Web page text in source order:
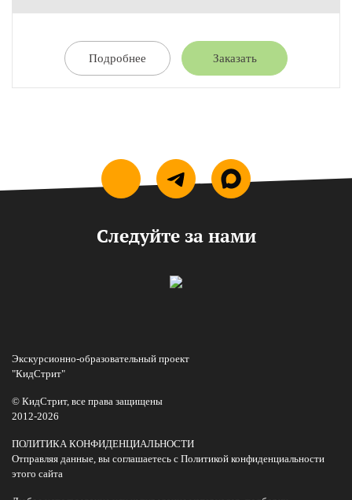
Подробнее Заказать
Следуйте за нами
Экскурсионно-образовательный проект
"КидСтрит"
© КидСтрит, все права защищены
2012-2026
ПОЛИТИКА КОНФИДЕНЦИАЛЬНОСТИ
Отправляя данные, вы соглашаетесь с Политикой конфиденциальности
этого сайта